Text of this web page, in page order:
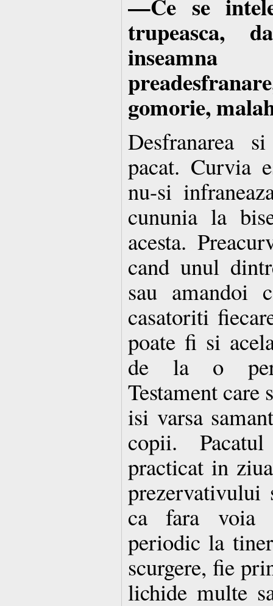
trupeasca,
gomorie,
Desfranarea
pacat. Curvia
nu-si
cununia la
acesta.
cand unul
sau amandoi
casatoriti
poate fi si
de la o
Testament care
isi varsa
copii.
practicat in
prezervativului
ca fara voia
periodic la
scurgere, fie
lichide multe